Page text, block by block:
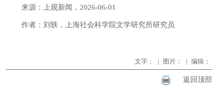
来源：上观新闻 ， 2026-06-01
作者：刘轶 ， 上海社会科学院文学研究所研究员
文字： | 图片： | 编辑：
返回顶部